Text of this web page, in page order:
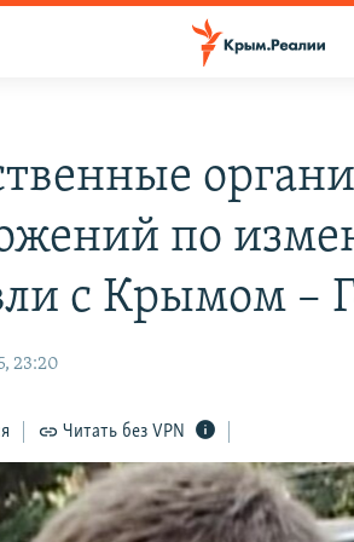
по
с Крымом –
23:20
Читать без VPN